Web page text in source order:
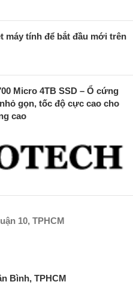
máy tính để bắt đầu mới trên
Micro 4TB SSD – Ổ cứng
gọn, tốc độ cực cao cho
cao
10, TPHCM
Bình, TPHCM